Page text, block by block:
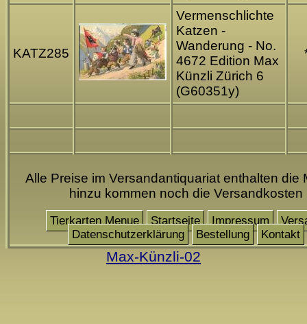
KATZ285
Vermenschlichte
Katzen -
Wanderung - No.
4672 Edition Max
Künzli Zürich 6
(G60351y)
Alle Preise im Versandantiquariat enthalten die
hinzu kommen noch die Versandkosten
Tierkarten Menue Startseite Impressum
Datenschutzerklärung
Bestellung Kontakt
Max-Künzli-02